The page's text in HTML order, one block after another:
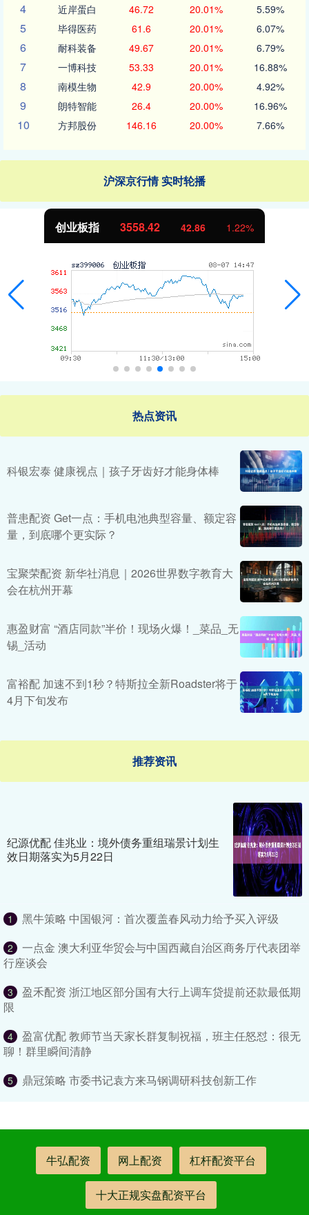
4 近岸蛋白 46.72 20.01% 5.59%
5 毕得医药 61.6 20.01% 6.07%
6 耐科装备 49.67 20.01% 6.79%
7 一博科技 53.33 20.01% 16.88%
8 南模生物 42.9 20.00% 4.92%
9 朗特智能 26.4 20.00% 16.96%
10 方邦股份 146.16 20.00% 7.66%
沪深京行情 实时轮播
创业板指 3559.00 43.44 1.24%
热点资讯
科银宏泰 健康视点｜孩子牙齿好才能身体棒
普患配资 Get一点：手机电池典型容量、额定容
量，到底哪个更实际？
宝聚荣配资 新华社消息｜2026世界数字教育大
会在杭州开幕
惠盈财富 “酒店同款”半价！现场火爆！_菜品_无
锡_活动
富裕配 加速不到1秒？特斯拉全新Roadster将于
4月下旬发布
推荐资讯
纪源优配 佳兆业：境外债务重组瑞景计划生
效日期落实为5月22日
1 黑牛策略 中国银河：首次覆盖春风动力给予买入评级
2
一点金 澳大利亚华贸会与中国西藏自治区商务厅代表团举
行座谈会
3
盈禾配资 浙江地区部分国有大行上调车贷提前还款最低期
限
4
盈富优配 教师节当天家长群复制祝福，班主任怒怼：很无
聊！群里瞬间清静
5 鼎冠策略 市委书记袁方来马钢调研科技创新工作
牛弘配资 网上配资 杠杆配资平台
十大正规实盘配资平台